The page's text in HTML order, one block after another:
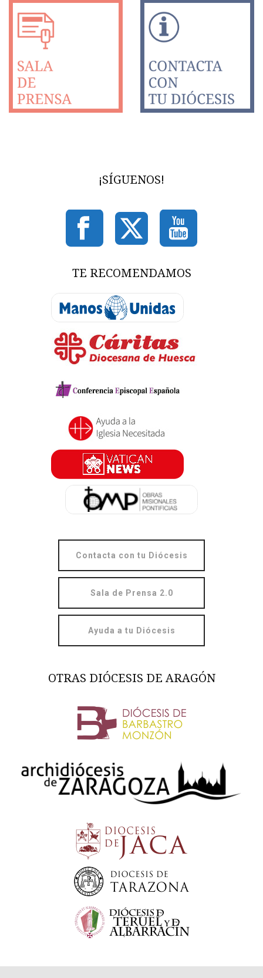
¡SÍGUENOS!
TE RECOMENDAMOS
Contacta con tu Diócesis
Sala de Prensa 2.0
Ayuda a tu Diócesis
OTRAS DIÓCESIS DE ARAGÓN